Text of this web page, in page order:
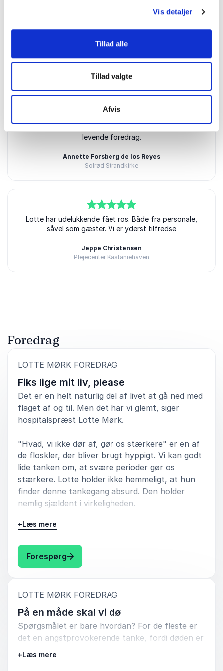
Vis detaljer
Tillad alle
Tillad valgte
Afvis
Fantastisk foredragsholder, kloge gode perspektiver.
Jane Bentson
Høje-Taastrup kommune, Team Udvikling
5ud af5
Lotte Mørk var meget nærværende og holdt et
levende foredrag.
Annette Forsberg de los Reyes
Solrød Strandkirke
5ud af5
Lotte har udelukkende fået ros. Både fra personale,
såvel som gæster. Vi er yderst tilfredse
Jeppe Christensen
Plejecenter Kastaniehaven
Foredrag
LOTTE MØRK FOREDRAG
Fiks lige mit liv, please
Det er en helt naturlig del af livet at gå ned med
flaget af og til. Men det har vi glemt, siger
hospitalspræst Lotte Mørk.
"Hvad, vi ikke dør af, gør os stærkere" er en af
de floskler, der bliver brugt hyppigt. Vi kan godt
lide tanken om, at svære perioder gør os
stærkere. Lotte holder ikke hemmeligt, at hun
finder denne tankegang absurd. Den holder
nemlig sjældent i virkeligheden.
Lotte vil i dette foredrag sætte fokus på at livet
med sorg, død og angst, og at man skal erkende,
at magtesløsheden er et menneskeligt vilkår.
brug for, når vi konfronteres med
magtesløsheden.
+Læs mere
Forespørg: Lotte Mørk Fiks lige mit liv, please
LOTTE MØRK FOREDRAG
På en måde skal vi dø
Spørgsmålet er bare hvordan? For de fleste er
det en angstprovokerende tanke, fordi døden er
så fremmedartet og ukendt - vi snakker så
sjældent om den. Men i dette foredrag bliver
+Læs mere